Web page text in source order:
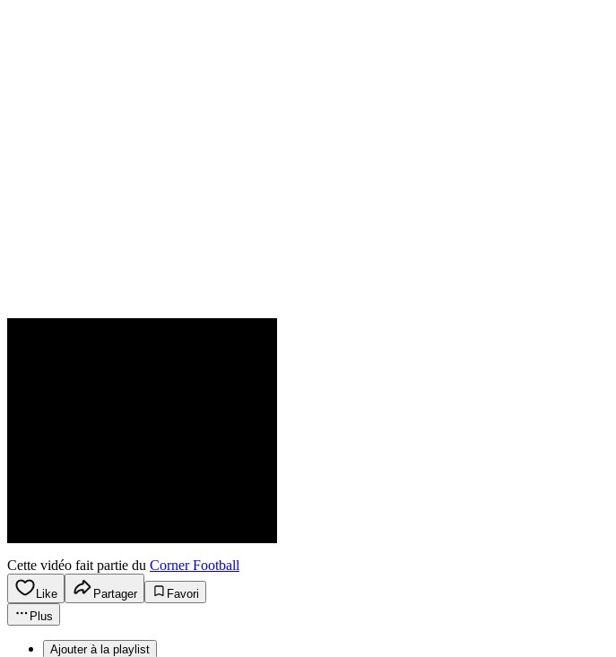
Cette vidéo fait partie du Corner Football
Like Partager
Favori
Plus
Ajouter à la playlist